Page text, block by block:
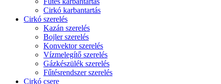
Cirkó karbantartás
Cirkó szerelés
Kazán szerelés
Bojler szerelés
Konvektor szerelés
Vízmelegítő szerelés
Gázkészülék szerelés
Fűtésrendszer szerelés
Cirkó csere